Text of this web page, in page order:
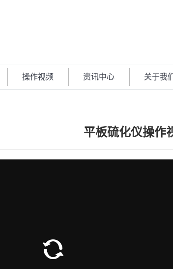
操作视频 资讯中心 关于我
平板硫化仪操作